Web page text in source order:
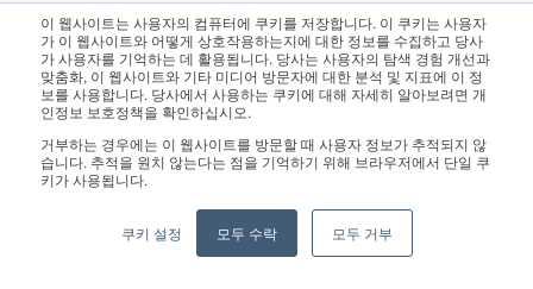
이 웹사이트는 사용자의 컴퓨터에 쿠키를 저장합니다. 이 쿠키는 사용자
가 이 웹사이트와 어떻게 상호작용하는지에 대한 정보를 수집하고 당사
가 사용자를 기억하는 데 활용됩니다. 당사는 사용자의 탐색 경험 개선과
맞춤화, 이 웹사이트와 기타 미디어 방문자에 대한 분석 및 지표에 이 정
보를 사용합니다. 당사에서 사용하는 쿠키에 대해 자세히 알아보려면 개
인정보 보호정책을 확인하십시오.
거부하는 경우에는 이 웹사이트를 방문할 때 사용자 정보가 추적되지 않
습니다. 추적을 원치 않는다는 점을 기억하기 위해 브라우저에서 단일 쿠
키가 사용됩니다.
쿠키 설정 모두 수락 모두 거부
문의 사항은 영업팀으로 연락 주십시오.:sales@geekplus.com. 홍
보 관련 문의는 홍보팀으로 연락 바랍니다.:pr@geekplus.com
Copyright © 2026 Geekplus Technology Co., Ltd. All rights
reserved.